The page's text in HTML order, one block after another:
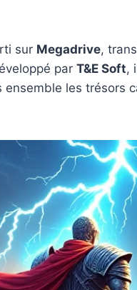
sur Megadrive,
par T&E Soft,
ensemble les trésors